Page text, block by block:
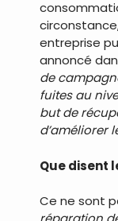
circonstance,
entreprise
annoncé
de
fuites au
but de
d’améliorer
Que disent
Ce ne sont